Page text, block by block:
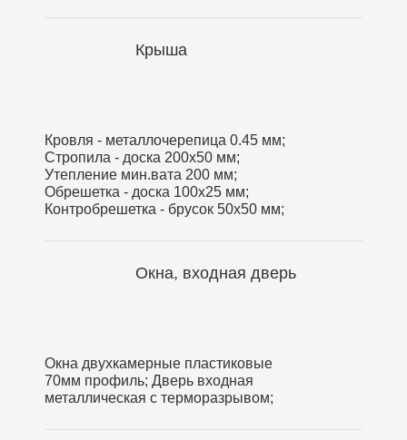
Крыша
Кровля - металлочерепица 0.45 мм;
Стропила - доска 200х50 мм;
Утепление мин.вата 200 мм;
Обрешетка - доска 100х25 мм;
Контробрешетка - брусок 50х50 мм;
Окна, входная дверь
Окна двухкамерные пластиковые
70мм профиль; Дверь входная
металлическая с терморазрывом;